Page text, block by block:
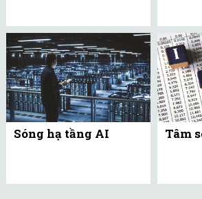
Sóng hạ tầng AI Tâm